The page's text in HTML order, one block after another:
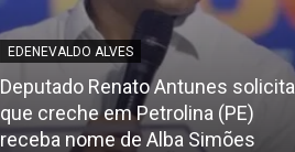
EDENEVALDO ALVES
Deputado Renato Antunes solicita
que creche em Petrolina (PE)
receba nome de Alba Simões